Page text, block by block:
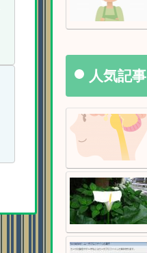
人気記事